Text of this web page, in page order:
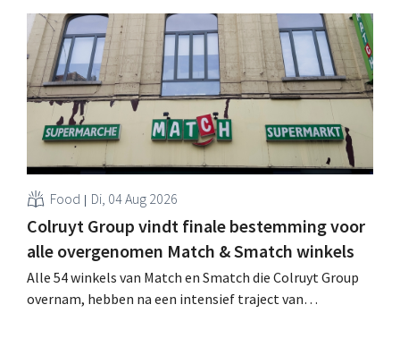
winkelformule die zich uitsluitend richt op professionele
klanten. .
Food Di, 04 Aug 2026
Colruyt Group vindt finale bestemming voor
alle overgenomen Match & Smatch winkels
Alle 54 winkels van Match en Smatch die Colruyt Group
overnam, hebben na een intensief traject van